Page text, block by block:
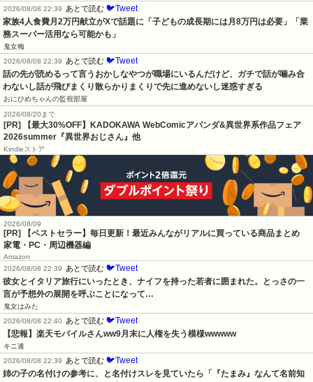
2026/08/08 22:39
あとで読む 🐦Tweet
家族4人食費月2万円献立がXで話題に「子どもの成長期には月8万円は必要」「業
務スーパー活用なら可能かも」
鬼女梅
2026/08/08 22:39
あとで読む 🐦Tweet
話の先が読めるって言うおかしなやつが職場にいるんだけど、ガチで話が噛み合
わないし話が飛びまくり散らかりまくりで先に進めないし迷惑すぎる
おにひめちゃんの監視部屋
2026/08/20まで
[PR] 【最大30%OFF】KADOKAWA WebComicアパンダ&異世界系作品フェア
2026summer『異世界おじさん』他
Kindleストア
2026/08/09
[PR] 【ベストセラー】毎日更新！最近みんながリアルに買っている商品まとめ
家電・PC・周辺機器編
Amazon
2026/08/08 22:39
あとで読む 🐦Tweet
彼女とイタリア旅行にいったとき、ナイフを持った若者に囲まれた。とっさの一
言が予想外の展開を呼ぶことになって…
鬼女はみた
2026/08/08 22:40
あとで読む 🐦Tweet
【悲報】楽天モバイルさんww9月末に人権を失う模様wwwww
キニ速
2026/08/08 22:39
あとで読む 🐦Tweet
姉の子の名付けの参考に、と名付けスレを見ていたら「『たまみ』なんて名前知